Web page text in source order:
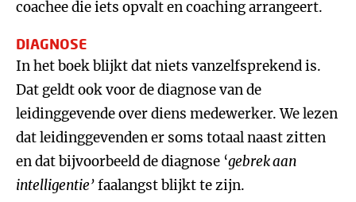
coachee die iets opvalt en coaching arrangeert.
DIAGNOSE
In het boek blijkt dat niets vanzelfsprekend is.
Dat geldt ook voor de diagnose van de
leidinggevende over diens medewerker. We lezen
dat leidinggevenden er soms totaal naast zitten
en dat bijvoorbeeld de diagnose ‘gebrek aan
intelligentie’faalangst blijkt te zijn.